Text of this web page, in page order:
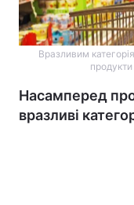
Вразливим
Насамперед
вразливі